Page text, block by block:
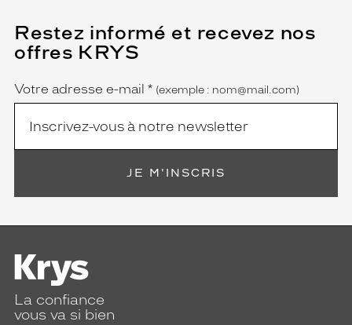
Restez informé et recevez nos
offres KRYS
Name
Votre adresse e-mail *
(Ce
champ
est
(exemple : nom@mail.com)
JE M'INSCRIS
La confiance
vous va si bien